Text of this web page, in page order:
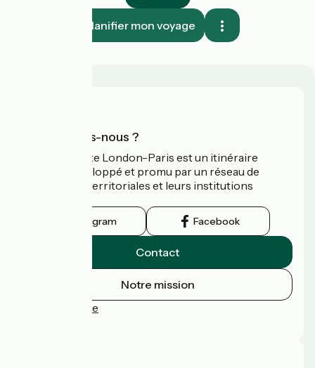
Planifier mon voyage
Qui sommes-nous ?
L’Avenue Verte London-Paris est un itinéraire
cyclable développé et promu par un réseau de
collectivités territoriales et leurs institutions
Instagram Facebook
Contact
Notre mission
Espace Presse